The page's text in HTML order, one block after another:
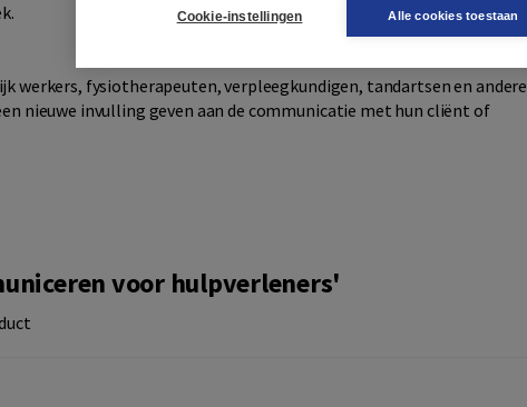
werkers, fysiotherapeuten, verpleegkundigen, tandartsen en andere
nieuwe invulling geven aan de communicatie met hun cliënt of
voor hulpverleners'
Cookie-instellingen Alle cookies toestaan